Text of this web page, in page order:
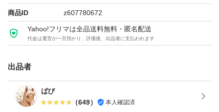
商品ID z607780672
Yahoo!フリマは全品送料無料・匿名配送
代金は運営が一旦預かり、評価後、出品者に支払われます
出品者
ばび
（649） 本人確認済